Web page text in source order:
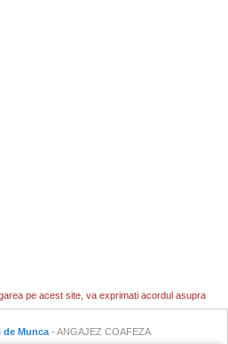
pe acest site, va exprimati acordul asupra
de Munca - ANGAJEZ COAFEZA